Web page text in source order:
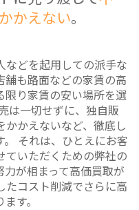
かえない。
などを起用しての派手な
舗も路面などの家賃の高
限り家賃の安い場所を選
は一切せずに、独自販
かえないなど、徹底し
それは、ひとえにお客
ていただくための弊社の
が相まって高価買取が
たコスト削減でさらに高
す。